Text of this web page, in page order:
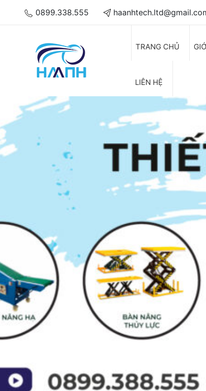
0899.338.555
TRANG CHỦ
LIÊN HỆ